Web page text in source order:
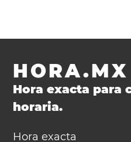
HORA.MX
Hora exacta para
horaria.
Hora exacta